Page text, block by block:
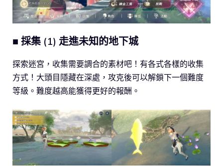
■ 採集 (1) 走進未知的地下城
探索迷宮，收集需要調合的素材吧！有各式各樣的收集
方式！大頭目隱藏在深處，攻克後可以解鎖下一個難度
等級。難度越高能獲得更好的報酬。